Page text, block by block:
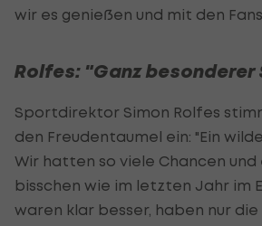
wir es genießen und mit den
Rolfes: "Ganz
Sportdirektor Simon Rolfes
den Freudentaumel ein: "Ein
Wir hatten so viele Chancen und
bisschen wie im letzten Jahr im
waren klar besser, haben nur